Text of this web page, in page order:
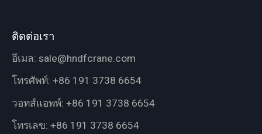
ติดต่อเรา
อีเมล: sale@hndfcrane.com
โทรศัพท์: +86 191 3738 6654
วอทส์แอพพ์: +86 191 3738 6654
โทรเลข: +86 191 3738 6654